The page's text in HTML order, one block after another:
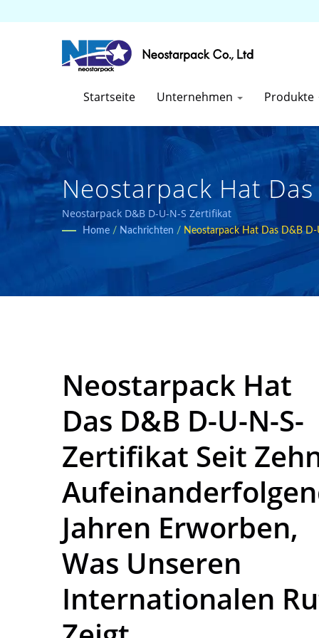
Startseite Unternehmen Produkte
Neostarpack Hat
Erworben, Was
Hersteller Von
Neostarpack Co., Ltd.
Neostarpack D&B D-U-N-S Zertifikat
Home / Nachrichten / Neostarpack Hat Das D&B
Neostarpack Hat
Das D&B D-U-N-S-
Zertifikat Seit
Jahren Erworben,
Was Unseren
Internationalen